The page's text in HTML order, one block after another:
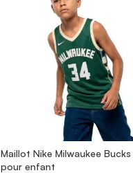
Maillot Nike Milwaukee
pour enfant